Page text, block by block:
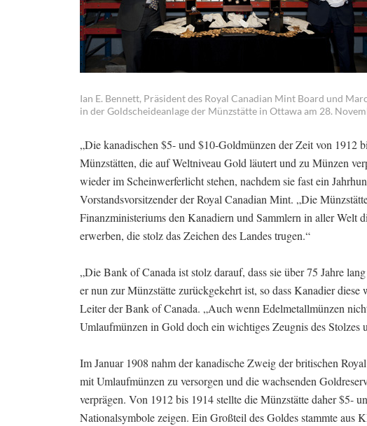
Ian E. Bennett, Präsident des Royal Canadian Mint Board und
in der Goldscheideanlage der Münzstätte in Ottawa am 28.
„Die kanadischen $5- und $10-Goldmünzen der Zeit von 1912
Münzstätten, die auf Weltniveau Gold läutert und zu Münzen
wieder im Scheinwerferlicht stehen, nachdem sie fast ein
Vorstandsvorsitzender der Royal Canadian Mint. „Die
Finanzministeriums den Kanadiern und Sammlern in aller Welt
erwerben, die stolz das Zeichen des Landes trugen.“
„Die Bank of Canada ist stolz darauf, dass sie über 75 Jahre
er nun zur Münzstätte zurückgekehrt ist, so dass Kanadier
Leiter der Bank of Canada. „Auch wenn Edelmetallmünzen
Umlaufmünzen in Gold doch ein wichtiges Zeugnis des Stolzes
Im Januar 1908 nahm der kanadische Zweig der britischen
mit Umlaufmünzen zu versorgen und die wachsenden
verprägen. Von 1912 bis 1914 stellte die Münzstätte daher $5-
Nationalsymbole zeigen. Ein Großteil des Goldes stammte